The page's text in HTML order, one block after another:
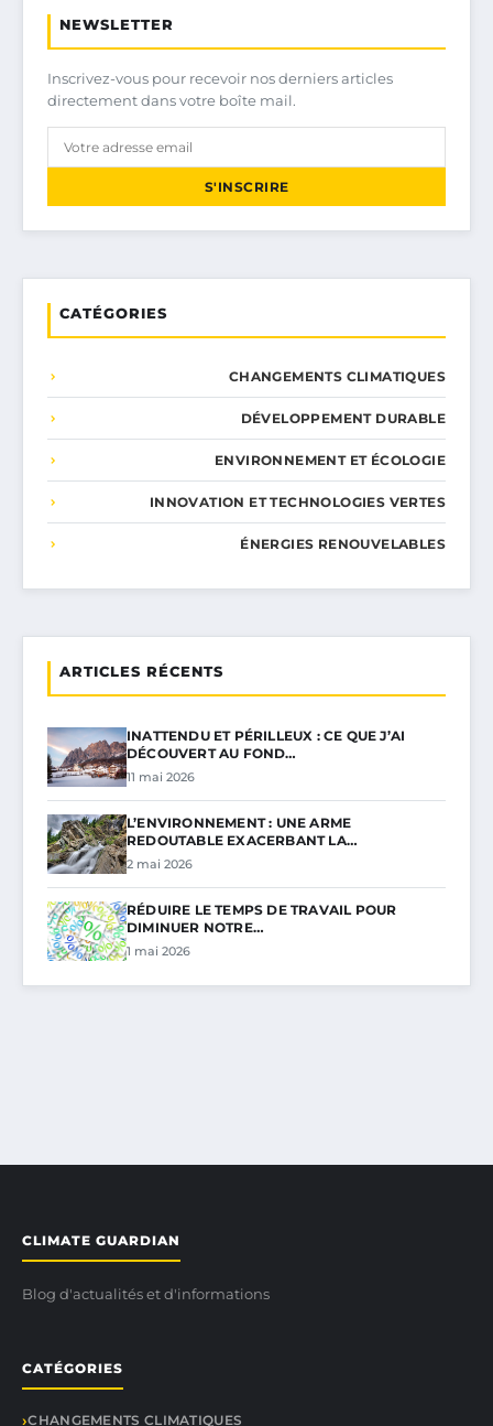
NEWSLETTER
Inscrivez-vous pour recevoir nos derniers articles
directement dans votre boîte mail.
S'INSCRIRE
CATÉGORIES
CHANGEMENTS CLIMATIQUES
DÉVELOPPEMENT DURABLE
ENVIRONNEMENT ET ÉCOLOGIE
INNOVATION ET TECHNOLOGIES VERTES
ÉNERGIES RENOUVELABLES
ARTICLES RÉCENTS
INATTENDU ET PÉRILLEUX : CE QUE J’AI
DÉCOUVERT AU FOND…
11 mai 2026
L’ENVIRONNEMENT : UNE ARME
REDOUTABLE EXACERBANT LA…
2 mai 2026
RÉDUIRE LE TEMPS DE TRAVAIL POUR
DIMINUER NOTRE…
1 mai 2026
CLIMATE GUARDIAN
Blog d'actualités et d'informations
CATÉGORIES
CHANGEMENTS CLIMATIQUES